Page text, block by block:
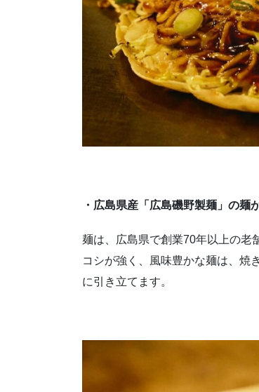
・広島県産「広島磯野製麺」の麺
麺は、広島県で創業70年以上の老
コシが強く、風味豊かな麺は、焼
に引き立てます。